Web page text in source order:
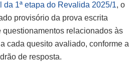
da 1ª etapa do Revalida 2025/1, o
provisório da prova escrita
questionamentos relacionados às
cada quesito avaliado, conforme a
de resposta.